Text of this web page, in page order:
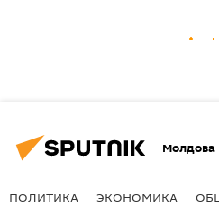
Молдова
ПОЛИТИКА ЭКОНОМИКА